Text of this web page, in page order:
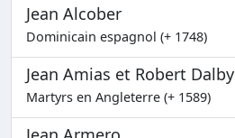
Jean Alcober
Dominicain espagnol (+ 1748)
Jean Amias et Robert Dalby
Martyrs en Angleterre (+ 1589)